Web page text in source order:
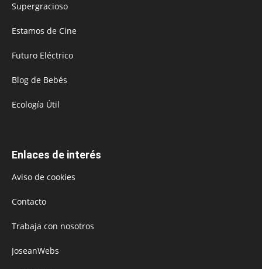
Supergracioso
Estamos de Cine
Futuro Eléctrico
Blog de Bebés
Ecología Útil
Enlaces de interés
Aviso de cookies
Contacto
Trabaja con nosotros
JoseanWebs